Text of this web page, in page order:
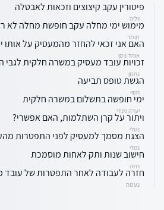
פיטורין עקב קיצוצים וזכאות לאבטלה
יוליה
מימוש ימי מחלה עקב חופשת מחלה לא
תומר
האם אני זכאי להחזר מהמעסיק על אותו
אוהד ניסן
זכויות עובד מעסיק במשרה חלקית לגבי
נחמן
הגשת טופס תביעה
חסוי
ימי חופשה בתשלום במשרה חלקית
יערה גינדי
ויתור על קרן השתלמות, האם אפשרי?
נטלי
הצגת מסמך למעסיק לפני התפטרות
נטלי
חישוב שנות ותק לאחות מוסמכת
רוזה
חזרה לעבודה לאחר התפטרות של עובד
נעמה